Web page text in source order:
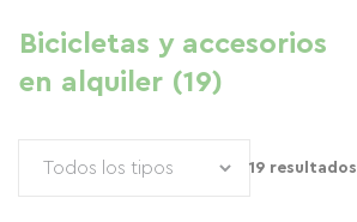
Bicicletas y accesorios
en alquiler (19)
19 resultados